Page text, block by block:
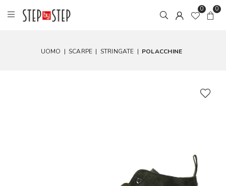
0 0
UOMO | SCARPE | STRINGATE | POLACCHINE